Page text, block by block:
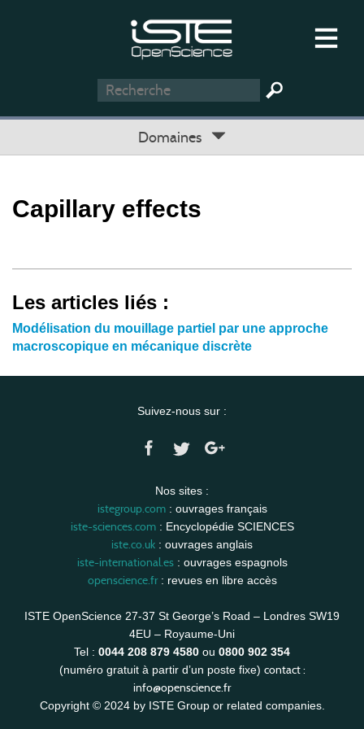
Domaines
Capillary effects
Les articles liés :
Modélisation du mouillage partiel par une approche
macroscopique en mécanique discrète
Suivez-nous sur :
Nos sites :
istegroup.com: ouvrages français
iste-sciences.com: Encyclopédie SCIENCES
iste.co.uk : ouvrages anglais
iste-international.es: ouvrages espagnols
openscience.fr: revues en libre accès
ISTE OpenScience 27-37 St George’s Road – Londres SW19
4EU – Royaume-Uni
Tel : 0044 208 879 4580 ou 0800 902 354
(numéro gratuit à partir d’un poste fixe) contact :
info@openscience.fr
Copyright © 2024 by ISTE Group or related companies.